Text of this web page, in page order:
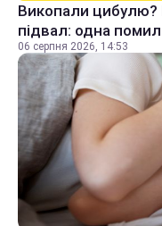
Викопали цибулю?
підвал: одна
06 серпня 2026, 14:53